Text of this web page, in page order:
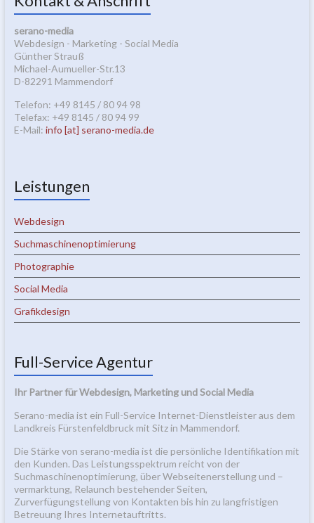
serano-media
Webdesign - Marketing - Social Media
Günther Strauß
Michael-Aumueller-Str.13
D-82291 Mammendorf
Telefon: +49 8145 / 80 94 98
Telefax: +49 8145 / 80 94 99
E-Mail: info [at] serano-media.de
Leistungen
Webdesign
Suchmaschinenoptimierung
Photographie
Social Media
Grafikdesign
Full-Service Agentur
Ihr Partner für Webdesign, Marketing und Social Media
Serano-media ist ein Full-Service Internet-Dienstleister aus dem
Landkreis Fürstenfeldbruck mit Sitz in Mammendorf.
Die Stärke von serano-media ist die persönliche Identifikation mit
den Kunden. Das Leistungsspektrum reicht von der
Suchmaschinenoptimierung, über Webseitenerstellung und –
vermarktung, Relaunch bestehender Seiten,
Zurverfügungstellung von Kontakten bis hin zu langfristigen
Betreuung Ihres Internetauftritts.